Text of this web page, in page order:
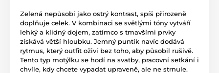
Zelená nepůsobí jako ostrý kontrast, spíš přirozeně
doplňuje celek. V kombinaci se světlými tóny vytváří
lehký a klidný dojem, zatímco s tmavšími prvky
získává větší hloubku. Jemný puntík navíc dodává
rytmus, který outfit oživí bez toho, aby působil rušivě.
Tento typ motýlku se hodí na svatby, pracovní setkání i
chvíle, kdy chcete vypadat upraveně, ale ne strnule.